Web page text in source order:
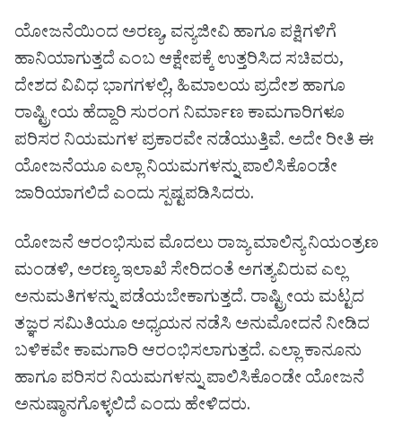
ಯೋಜನೆಯಿಂದ ಅರಣ್ಯ, ವನ್ಯಜೀವಿ ಹಾಗೂ ಪಕ್ಷಿಗಳಿಗೆ
ಹಾನಿಯಾಗುತ್ತದೆ ಎಂಬ ಆಕ್ಷೇಪಕ್ಕೆ ಉತ್ತರಿಸಿದ ಸಚಿವರು,
ದೇಶದ ವಿವಿಧ ಭಾಗಗಳಲ್ಲಿ, ಹಿಮಾಲಯ ಪ್ರದೇಶ ಹಾಗೂ
ರಾಷ್ಟ್ರೀಯ ಹೆದ್ದಾರಿ ಸುರಂಗ ನಿರ್ಮಾಣ ಕಾಮಗಾರಿಗಳೂ
ಪರಿಸರ ನಿಯಮಗಳ ಪ್ರಕಾರವೇ ನಡೆಯುತ್ತಿವೆ. ಅದೇ ರೀತಿ ಈ
ಯೋಜನೆಯೂ ಎಲ್ಲಾ ನಿಯಮಗಳನ್ನು ಪಾಲಿಸಿಕೊಂಡೇ
ಜಾರಿಯಾಗಲಿದೆ ಎಂದು ಸ್ಪಷ್ಟಪಡಿಸಿದರು.
ಯೋಜನೆ ಆರಂಭಿಸುವ ಮೊದಲು ರಾಜ್ಯ ಮಾಲಿನ್ಯ ನಿಯಂತ್ರಣ
ಮಂಡಳಿ, ಅರಣ್ಯ ಇಲಾಖೆ ಸೇರಿದಂತೆ ಅಗತ್ಯವಿರುವ ಎಲ್ಲ
ಅನುಮತಿಗಳನ್ನು ಪಡೆಯಬೇಕಾಗುತ್ತದೆ. ರಾಷ್ಟ್ರೀಯ ಮಟ್ಟದ
ತಜ್ಞರ ಸಮಿತಿಯೂ ಅಧ್ಯಯನ ನಡೆಸಿ ಅನುಮೋದನೆ ನೀಡಿದ
ಬಳಿಕವೇ ಕಾಮಗಾರಿ ಆರಂಭಿಸಲಾಗುತ್ತದೆ. ಎಲ್ಲಾ ಕಾನೂನು
ಹಾಗೂ ಪರಿಸರ ನಿಯಮಗಳನ್ನು ಪಾಲಿಸಿಕೊಂಡೇ ಯೋಜನೆ
ಅನುಷ್ಠಾನಗೊಳ್ಳಲಿದೆ ಎಂದು ಹೇಳಿದರು.